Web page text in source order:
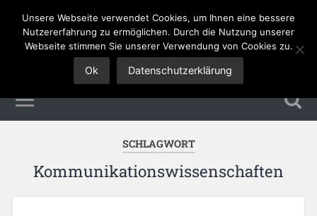
Tourismus Jobs
SCHLAGWORT
Kommunikationswissenschaften
Unsere Webseite verwendet Cookies, um Ihnen eine bessere
Nutzererfahrung zu ermöglichen. Durch die Nutzung unserer
Webseite stimmen Sie unserer Verwendung von Cookies zu.
Ok Datenschutzerklärung